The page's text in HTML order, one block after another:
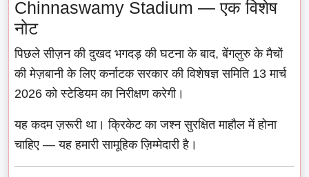
Chinnaswamy Stadium — एक विशेष
नोट
पिछले सीज़न की दुखद भगदड़ की घटना के बाद, बेंगलुरु के मैचों
की मेज़बानी के लिए कर्नाटक सरकार की विशेषज्ञ समिति 13 मार्च
2026 को स्टेडियम का निरीक्षण करेगी।
यह कदम ज़रूरी था। क्रिकेट का जश्न सुरक्षित माहौल में होना
चाहिए — यह हमारी सामूहिक ज़िम्मेदारी है।